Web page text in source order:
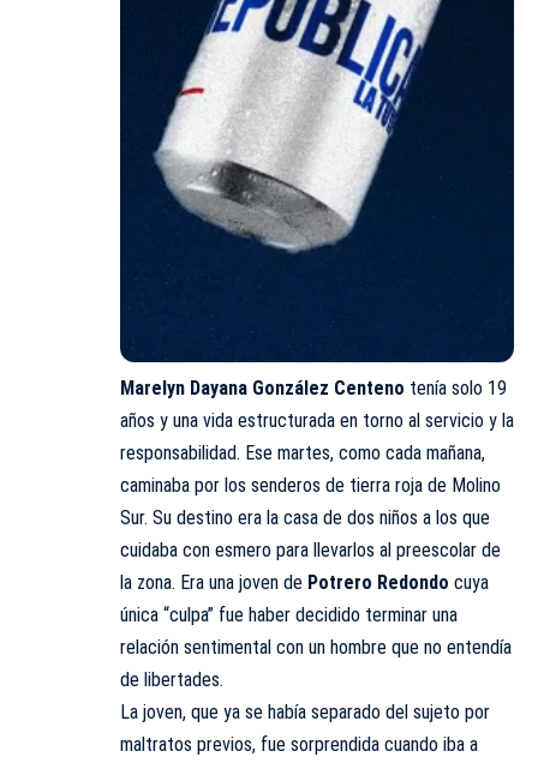
Marelyn Dayana González Centeno tenía solo 19
años y una vida estructurada en torno al servicio y la
responsabilidad. Ese martes, como cada mañana,
caminaba por los senderos de tierra roja de Molino
Sur. Su destino era la casa de dos niños a los que
cuidaba con esmero para llevarlos al preescolar de
la zona. Era una joven de Potrero Redondo cuya
única “culpa” fue haber decidido terminar una
relación sentimental con un hombre que no entendía
de libertades.
La joven, que ya se había separado del sujeto por
maltratos previos, fue sorprendida cuando iba a